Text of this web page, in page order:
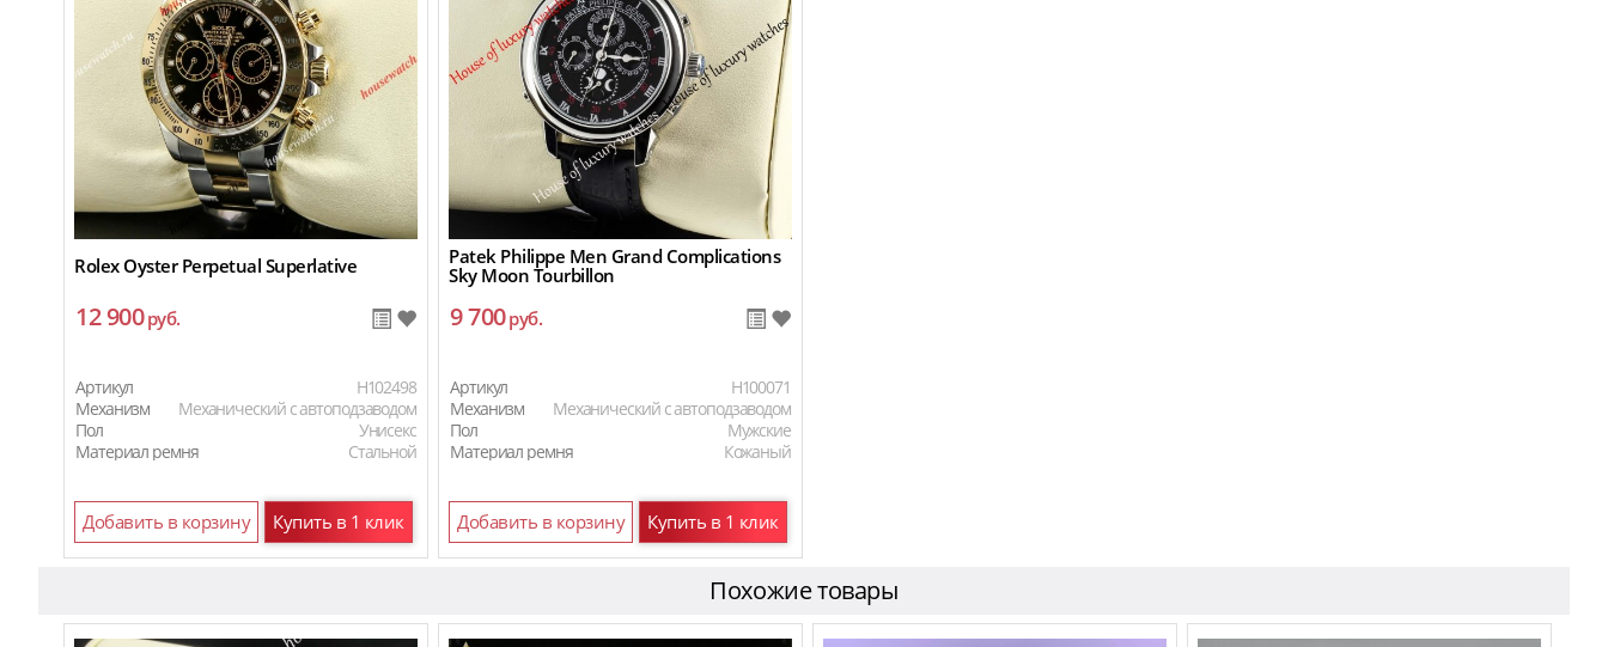
Rolex Oyster Perpetual Superlative
12 900руб.
Артикул
H102498
Механизм
Механический с автоподзаводом
Пол
Унисекс
Материал ремня
Стальной
Добавить в корзину Купить в 1 клик
Patek Philippe Men Grand Complications
Sky Moon Tourbillon
9 700руб.
Артикул
H100071
Механизм
Механический с автоподзаводом
Пол
Мужские
Материал ремня
Кожаный
Добавить в корзину Купить в 1 клик
Похожие товары